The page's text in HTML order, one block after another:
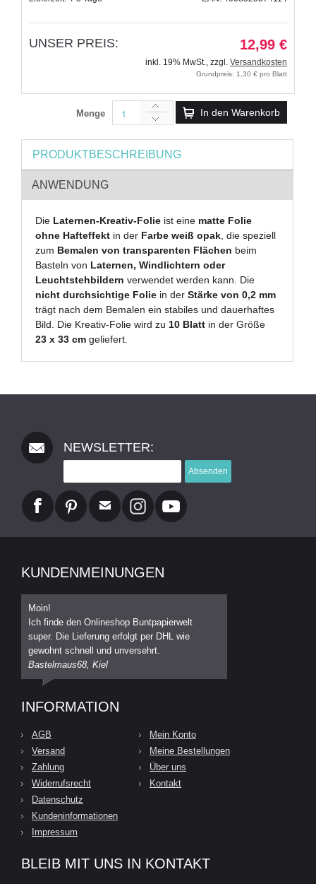
UNSER PREIS: 12,99 €
inkl. 19% MwSt., zzgl. Versandkosten
Grundpreis: 1,30 € pro Blatt
Menge In den Warenkorb
PRODUKTBESCHREIBUNG
ANWENDUNG
Die Laternen-Kreativ-Folie ist eine matte Folie
ohne Hafteffekt in der Farbe weiß opak, die speziell
zum Bemalen von transparenten Flächen beim
Basteln von Laternen, Windlichtern oder
Leuchtstehbildern verwendet werden kann. Die
nicht durchsichtige Folie in derStärke von 0,2 mm
trägt nach dem Bemalen ein stabiles und dauerhaftes
Bild. Die Kreativ-Folie wird zu10 Blatt in der Größe
23 x 33 cm geliefert.
NEWSLETTER:
Absenden
KUNDENMEINUNGEN
Moin!
Ich finde den Onlineshop Buntpapierwelt
super. Die Lieferung erfolgt per DHL wie
gewohnt schnell und unversehrt.
Bastelmaus68, Kiel
INFORMATION
AGB
Versand
Zahlung
Widerrufsrecht
Datenschutz
Kundeninformationen
Impressum
Mein Konto
Meine Bestellungen
Über uns
Kontakt
BLEIB MIT UNS IN KONTAKT